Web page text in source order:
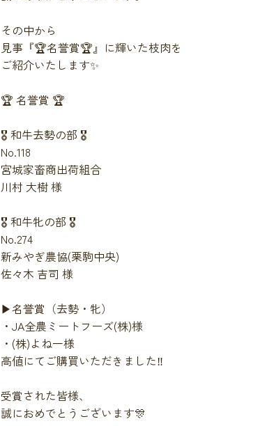
その中から
見事『🏆名誉賞🏆』に輝いた枝肉を
ご紹介いたします✨
🏆 名誉賞 🏆
🎖️ 和牛去勢の部 🎖️
No.118
宮城家畜商出荷組合
川村 大樹 様
🎖️ 和牛牝の部 🎖️
No.274
新みやぎ農協(栗駒中央)
佐々木 吉司 様
▶︎名誉賞（去勢・牝）
・JA全農ミートフーズ(株)様
・(株)よね一様
高値にてご購買いただきました‼️
受賞された皆様、
誠におめでとうございます🎊